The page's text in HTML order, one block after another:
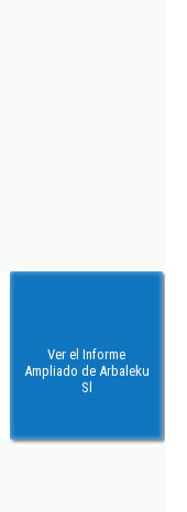
Ver el Informe
Ampliado de Arbaleku
Sl